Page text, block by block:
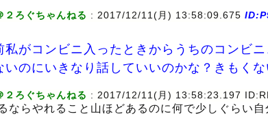
２ろぐちゃんねる : 2017/12/11(月) 13:58:09.675
私がコンビニ入ったときからうちのコンビ
いのにいきなり話していいのかな？きもくな
２ろぐちゃんねる : 2017/12/11(月) 13:58:23.197
ならやれること山ほどあるのに何で少しぐらい自